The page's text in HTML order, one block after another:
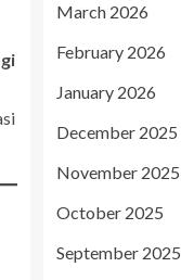
March 2026
February 2026
January 2026
December 2025
November 2025
October 2025
September 2025